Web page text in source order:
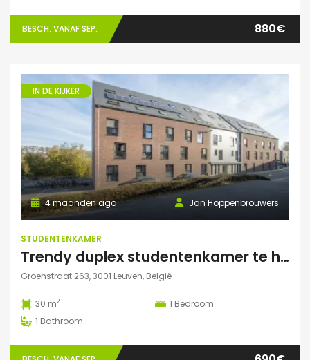
BESCH. VANAF SEP. 880€
IN DE KIJKER
Jan Hoppenbrouwers
4 maanden ago
STUDENTENKAMER
Trendy duplex studentenkamer te huur met grote zonnige tuin, grote polyvalente ruimte (chillen, spelletjes…) en fietsenberging
Groenstraat 263, 3001 Leuven, België
30 m2 1 Bedroom
1 Bathroom